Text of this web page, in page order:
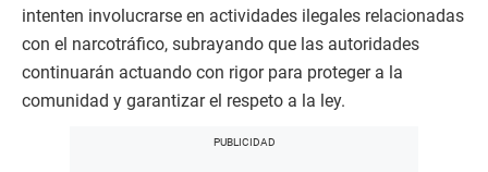
intenten involucrarse en actividades ilegales relacionadas
con el narcotráfico, subrayando que las autoridades
continuarán actuando con rigor para proteger a la
comunidad y garantizar el respeto a la ley.